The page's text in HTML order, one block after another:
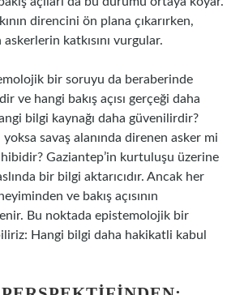
direncini ön plana çıkarırken,
katkısını vurgular.
bir soruyu da beraberinde
ve hangi bakış açısı gerçeği daha
bilgi kaynağı daha güvenilirdir?
savaş alanında direnen asker mi
Gaziantep’in kurtuluşu üzerine
bir bilgi aktarıcıdır. Ancak her
ve bakış açısının
Bu noktada epistemolojik bir
Hangi bilgi daha hakikatli kabul